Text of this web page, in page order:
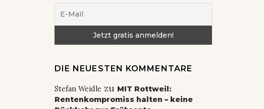
DIE NEUESTEN KOMMENTARE
Stefan Weidle zu MIT Rottweil:
Rentenkompromiss halten – keine